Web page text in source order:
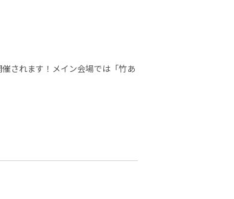
されます！メイン会場では「竹あ